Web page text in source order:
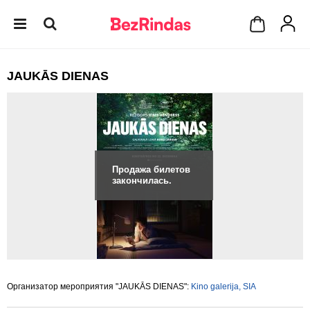
JAUKĀS DIENAS
Продажа билетов
закончилась.
Организатор мероприятия "JAUKĀS DIENAS": Kino galerija, SIA